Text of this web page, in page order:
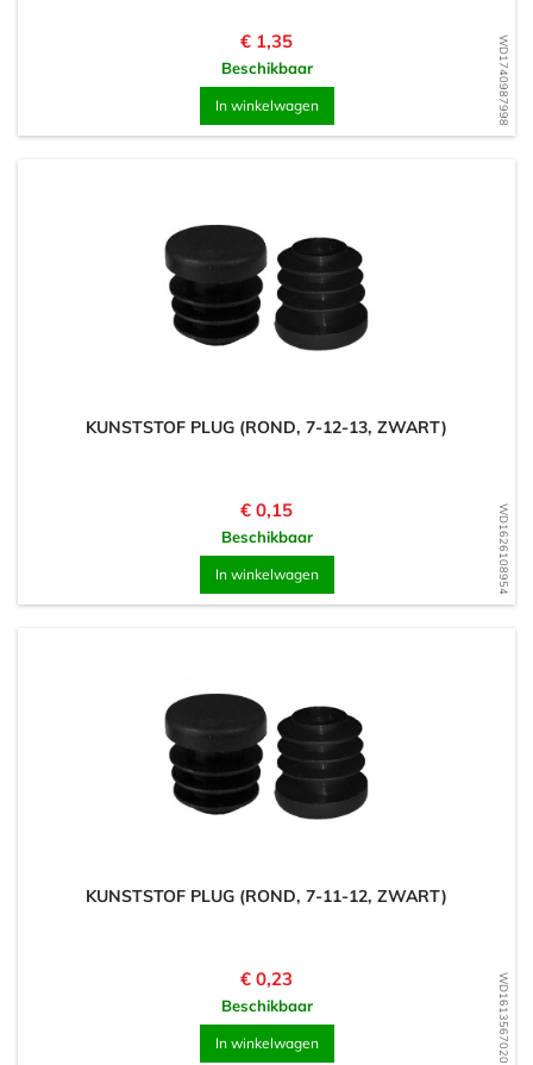
WD1740987998
Prijs
€ 1,35
Beschikbaar
In winkelwagen
WD1626108954
KUNSTSTOF PLUG (ROND, 7-12-13, ZWART)
Prijs
€ 0,15
Beschikbaar
In winkelwagen
WD1613567020
KUNSTSTOF PLUG (ROND, 7-11-12, ZWART)
Prijs
€ 0,23
Beschikbaar
In winkelwagen